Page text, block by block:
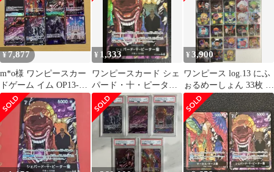
¥7,877
m*o様 ワンピースカー
ドゲーム イム OP13-
079 他 パラレル 8枚セ
ッ
¥ 1,333
ワンピースカード シェ
パード・十・ピーター
聖 R パラレル OP13-
084 ②
¥3,900
ワンピース log.13 にふ
ぉるめーしょん 33枚 パ
ラレル1枚